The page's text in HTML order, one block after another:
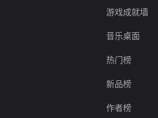
游戏成就墙
音乐桌面
热门榜
新品榜
作者榜